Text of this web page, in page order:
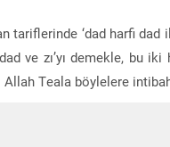
tariflerinde ‘dad harfi dad
ve zı’yı demekle, bu
Teala böylelere